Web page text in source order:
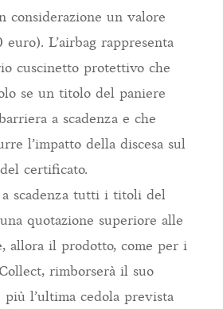
considerazione un valore
L’airbag rappresenta
cuscinetto protettivo che
se un titolo del paniere
a scadenza e che
l’impatto della discesa sul
certificato.
a scadenza tutti i titoli del
quotazione superiore alle
allora il prodotto, come per i
rimborserà il suo
l’ultima cedola prevista